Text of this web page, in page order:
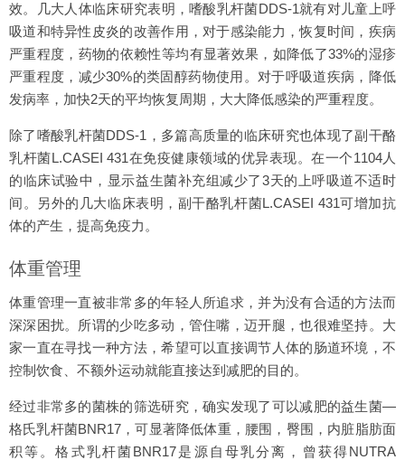
效。几大人体临床研究表明，嗜酸乳杆菌DDS-1就有对儿童上呼
吸道和特异性皮炎的改善作用，对于感染能力，恢复时间，疾病
严重程度，药物的依赖性等均有显著效果，如降低了33%的湿疹
严重程度，减少30%的类固醇药物使用。对于呼吸道疾病，降低
发病率，加快2天的平均恢复周期，大大降低感染的严重程度。
除了嗜酸乳杆菌DDS-1，多篇高质量的临床研究也体现了副干酪
乳杆菌L.CASEI 431在免疫健康领域的优异表现。在一个1104人
的临床试验中，显示益生菌补充组减少了3天的上呼吸道不适时
间。另外的几大临床表明，副干酪乳杆菌L.CASEI 431可增加抗
体的产生，提高免疫力。
体重管理
体重管理一直被非常多的年轻人所追求，并为没有合适的方法而
深深困扰。所谓的少吃多动，管住嘴，迈开腿，也很难坚持。大
家一直在寻找一种方法，希望可以直接调节人体的肠道环境，不
控制饮食、不额外运动就能直接达到减肥的目的。
经过非常多的菌株的筛选研究，确实发现了可以减肥的益生菌—
格氏乳杆菌BNR17，可显著降低体重，腰围，臀围，内脏脂肪面
积等。格式乳杆菌BNR17是源自母乳分离，曾获得NUTRA